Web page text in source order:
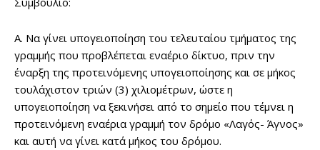
Α. Να γίνει υπογειοποίηση του τελευταίου τμήματος της
γραμμής που προβλέπεται εναέριο δίκτυο, πριν την
έναρξη της προτεινόμενης υπογειοποίησης και σε μήκος
τουλάχιστον τριών (3) χιλιομέτρων, ώστε η
υπογειοποίηση να ξεκινήσει από το σημείο που τέμνει η
προτεινόμενη εναέρια γραμμή τον δρόμο «Λαγός- Άγνος»
και αυτή να γίνει κατά μήκος του δρόμου.